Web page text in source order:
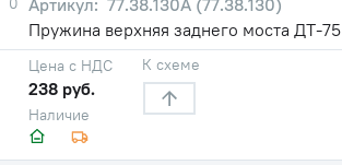
Пружина верхняя заднего моста ДТ-75
Наличие
Цена с НДС
238 руб.
К схеме